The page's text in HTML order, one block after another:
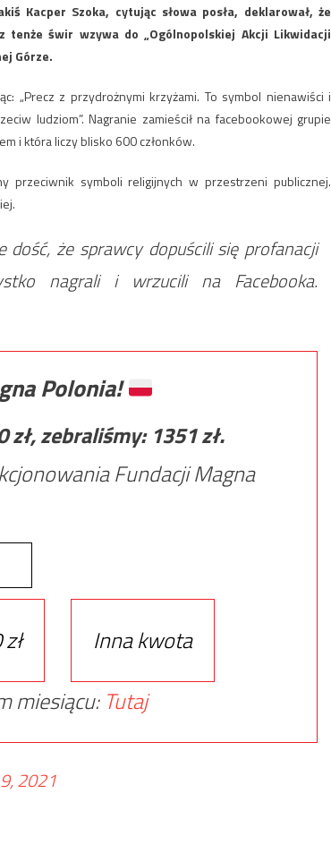
Kacper Szoka, cytując słowa posła, deklarował, że
tenże świr wzywa do „Ogólnopolskiej Akcji Likwidacji
Górze.
„Precz z przydrożnymi krzyżami. To symbol nienawiści i
ludziom”. Nagranie zamieścił na facebookowej grupie
i która liczy blisko 600 członków.
przeciwnik symboli religijnych w przestrzeni publicznej.
że sprawcy dopuścili się profanacji
nagrali i wrzucili na Facebooka.
Polonia!
zł, zebraliśmy: 1351zł.
Fundacji Magna
Inna kwota
miesiącu: Tutaj
2021